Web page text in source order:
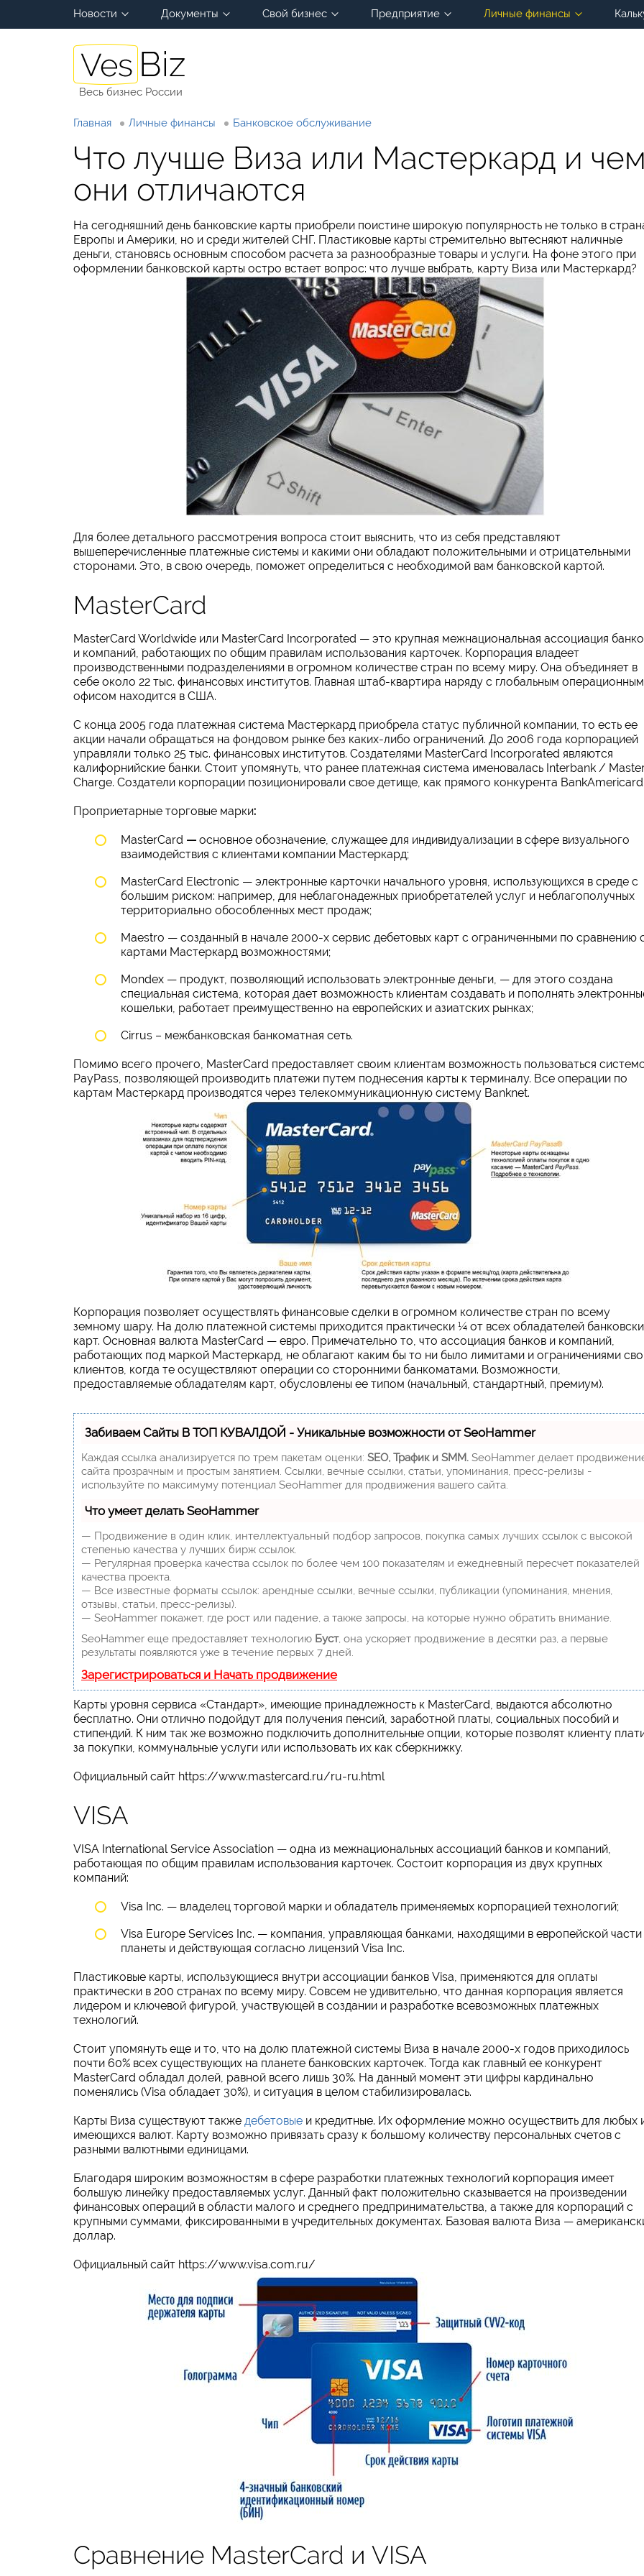
Новости Документы Свой бизнес Предприятие Личные финансы
Весь бизнес России
Главная Личные финансы Банковское обслуживание
Что лучше Виза или Мастеркард и
они отличаются
На сегодняшний день банковские карты приобрели поистине широкую популярность не только в
Европы и Америки, но и среди жителей СНГ. Пластиковые карты стремительно вытесняют наличные
деньги, становясь основным способом расчета за разнообразные товары и услуги. На фоне этого при
оформлении банковской карты остро встает вопрос: что лучше выбрать, карту Виза или Мастеркард?
Для более детального рассмотрения вопроса стоит выяснить, что из себя представляют
вышеперечисленные платежные системы и какими они обладают положительными и отрицательными
сторонами. Это, в свою очередь, поможет определиться с необходимой вам банковской картой.
MasterCard
MasterCard Worldwide или MasterCard Incorporated — это крупная межнациональная ассоциация
и компаний, работающих по общим правилам использования карточек. Корпорация владеет
производственными подразделениями в огромном количестве стран по всему миру. Она объединяет в
себе около 22 тыс. финансовых институтов. Главная штаб-квартира наряду с глобальным операционным
офисом находится в США.
С конца 2005 года платежная система Мастеркард приобрела статус публичной компании, то есть ее
акции начали обращаться на фондовом рынке без каких-либо ограничений. До 2006 года корпорацией
управляли только 25 тыс. финансовых институтов. Создателями MasterCard Incorporated являются
калифорнийские банки. Стоит упомянуть, что ранее платежная система именовалась Interbank /
Charge. Создатели корпорации позиционировали свое детище, как прямого конкурента
Проприетарные торговые марки:
MasterCard — основное обозначение, служащее для индивидуализации в сфере визуального
взаимодействия с клиентами компании Мастеркард;
MasterCard Electronic — электронные карточки начального уровня, использующихся в среде с
большим риском: например, для неблагонадежных приобретателей услуг и неблагополучных
территориально обособленных мест продаж;
Maestro — созданный в начале 2000-х сервис дебетовых карт с ограниченными по сравнению
картами Мастеркард возможностями;
Mondex — продукт, позволяющий использовать электронные деньги, — для этого создана
специальная система, которая дает возможность клиентам создавать и пополнять
кошельки, работает преимущественно на европейских и азиатских рынках;
Cirrus – межбанковская банкоматная сеть.
Помимо всего прочего, MasterCard предоставляет своим клиентам возможность пользоваться
PayPass, позволяющей производить платежи путем поднесения карты к терминалу. Все операции по
картам Мастеркард производятся через телекоммуникационную систему Banknet.
Корпорация позволяет осуществлять финансовые сделки в огромном количестве стран по всему
земному шару. На долю платежной системы приходится практически ¼ от всех обладателей
карт. Основная валюта MasterCard — евро. Примечательно то, что ассоциация банков и компаний,
работающих под маркой Мастеркард, не облагают каким бы то ни было лимитами и ограничениями
клиентов, когда те осуществляют операции со сторонними банкоматами. Возможности,
предоставляемые обладателям карт, обусловлены ее типом (начальный, стандартный, премиум).
Забиваем Сайты В ТОП КУВАЛДОЙ - Уникальные возможности от SeoHammer
Каждая ссылка анализируется по трем пакетам оценки: SEO, Трафик и SMM. SeoHammer делает
сайта прозрачным и простым занятием. Ссылки, вечные ссылки, статьи, упоминания, пресс-релизы -
используйте по максимуму потенциал SeoHammer для продвижения вашего сайта.
Что умеет делать SeoHammer
— Продвижение в один клик, интеллектуальный подбор запросов, покупка самых лучших ссылок с высокой
степенью качества у лучших бирж ссылок.
— Регулярная проверка качества ссылок по более чем 100 показателям и ежедневный пересчет показателей
качества проекта.
— Все известные форматы ссылок: арендные ссылки, вечные ссылки, публикации (упоминания, мнения,
отзывы, статьи, пресс-релизы).
— SeoHammer покажет, где рост или падение, а также запросы, на которые нужно обратить внимание.
SeoHammer еще предоставляет технологию Буст, она ускоряет продвижение в десятки раз, а первые
результаты появляются уже в течение первых 7 дней.
Зарегистрироваться и Начать продвижение
Карты уровня сервиса «Стандарт», имеющие принадлежность к MasterCard, выдаются абсолютно
бесплатно. Они отлично подойдут для получения пенсий, заработной платы, социальных пособий и
стипендий. К ним так же возможно подключить дополнительные опции, которые позволят клиенту
за покупки, коммунальные услуги или использовать их как сберкнижку.
Официальный сайт https://www.mastercard.ru/ru-ru.html
VISA
VISA International Service Association — одна из межнациональных ассоциаций банков и компаний,
работающая по общим правилам использования карточек. Состоит корпорация из двух крупных
компаний:
Visa Inc. — владелец торговой марки и обладатель применяемых корпорацией технологий;
Visa Europe Services Inc. — компания, управляющая банками, находящими в европейской части
планеты и действующая согласно лицензий Visa Inc.
Пластиковые карты, использующиеся внутри ассоциации банков Visa, применяются для оплаты
практически в 200 странах по всему миру. Совсем не удивительно, что данная корпорация является
лидером и ключевой фигурой, участвующей в создании и разработке всевозможных платежных
технологий.
Стоит упомянуть еще и то, что на долю платежной системы Виза в начале 2000-х годов приходилось
почти 60% всех существующих на планете банковских карточек. Тогда как главный ее конкурент
MasterCard обладал долей, равной всего лишь 30%. На данный момент эти цифры кардинально
поменялись (Visa обладает 30%), и ситуация в целом стабилизировалась.
Карты Виза существуют также дебетовые и кредитные. Их оформление можно осуществить для любых
имеющихся валют. Карту возможно привязать сразу к большому количеству персональных счетов с
разными валютными единицами.
Благодаря широким возможностям в сфере разработки платежных технологий корпорация имеет
большую линейку предоставляемых услуг. Данный факт положительно сказывается на произведении
финансовых операций в области малого и среднего предпринимательства, а также для корпораций с
крупными суммами, фиксированными в учредительных документах. Базовая валюта Виза —
доллар.
Официальный сайт https://www.visa.com.ru/
Сравнение MasterCard и VISA